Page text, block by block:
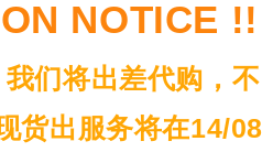
NOTICE !!
们将出差代购，不
货出服务将在14/